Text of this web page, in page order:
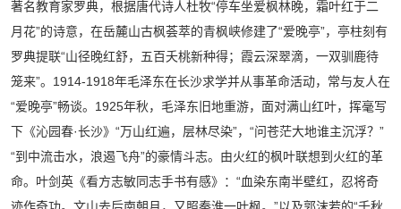
著名教育家罗典，根据唐代诗人杜牧“停车坐爱枫林晚，霜叶红于二
月花”的诗意，在岳麓山古枫荟萃的青枫峡修建了“爱晚亭”，亭柱刻有
罗典提联“山径晚红舒，五百夭桃新种得；霞云深翠滴，一双驯鹿待
笼来”。1914-1918年毛泽东在长沙求学并从事革命活动，常与友人在
“爱晚亭”畅谈。1925年秋，毛泽东旧地重游，面对满山红叶，挥毫写
下《沁园春·长沙》“万山红遍，层林尽染”，“问苍茫大地谁主沉浮？”
“到中流击水，浪遏飞舟”的豪情斗志。由火红的枫叶联想到火红的革
命。叶剑英《看方志敏同志手书有感》：“血染东南半壁红，忍将奇